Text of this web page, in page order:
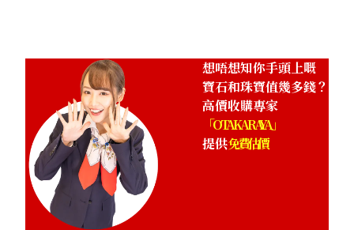
想唔想知你手頭上嘅
寶石和珠寶值幾多錢？
高價收購專家
「OTAKARAYA」
提供免費估價